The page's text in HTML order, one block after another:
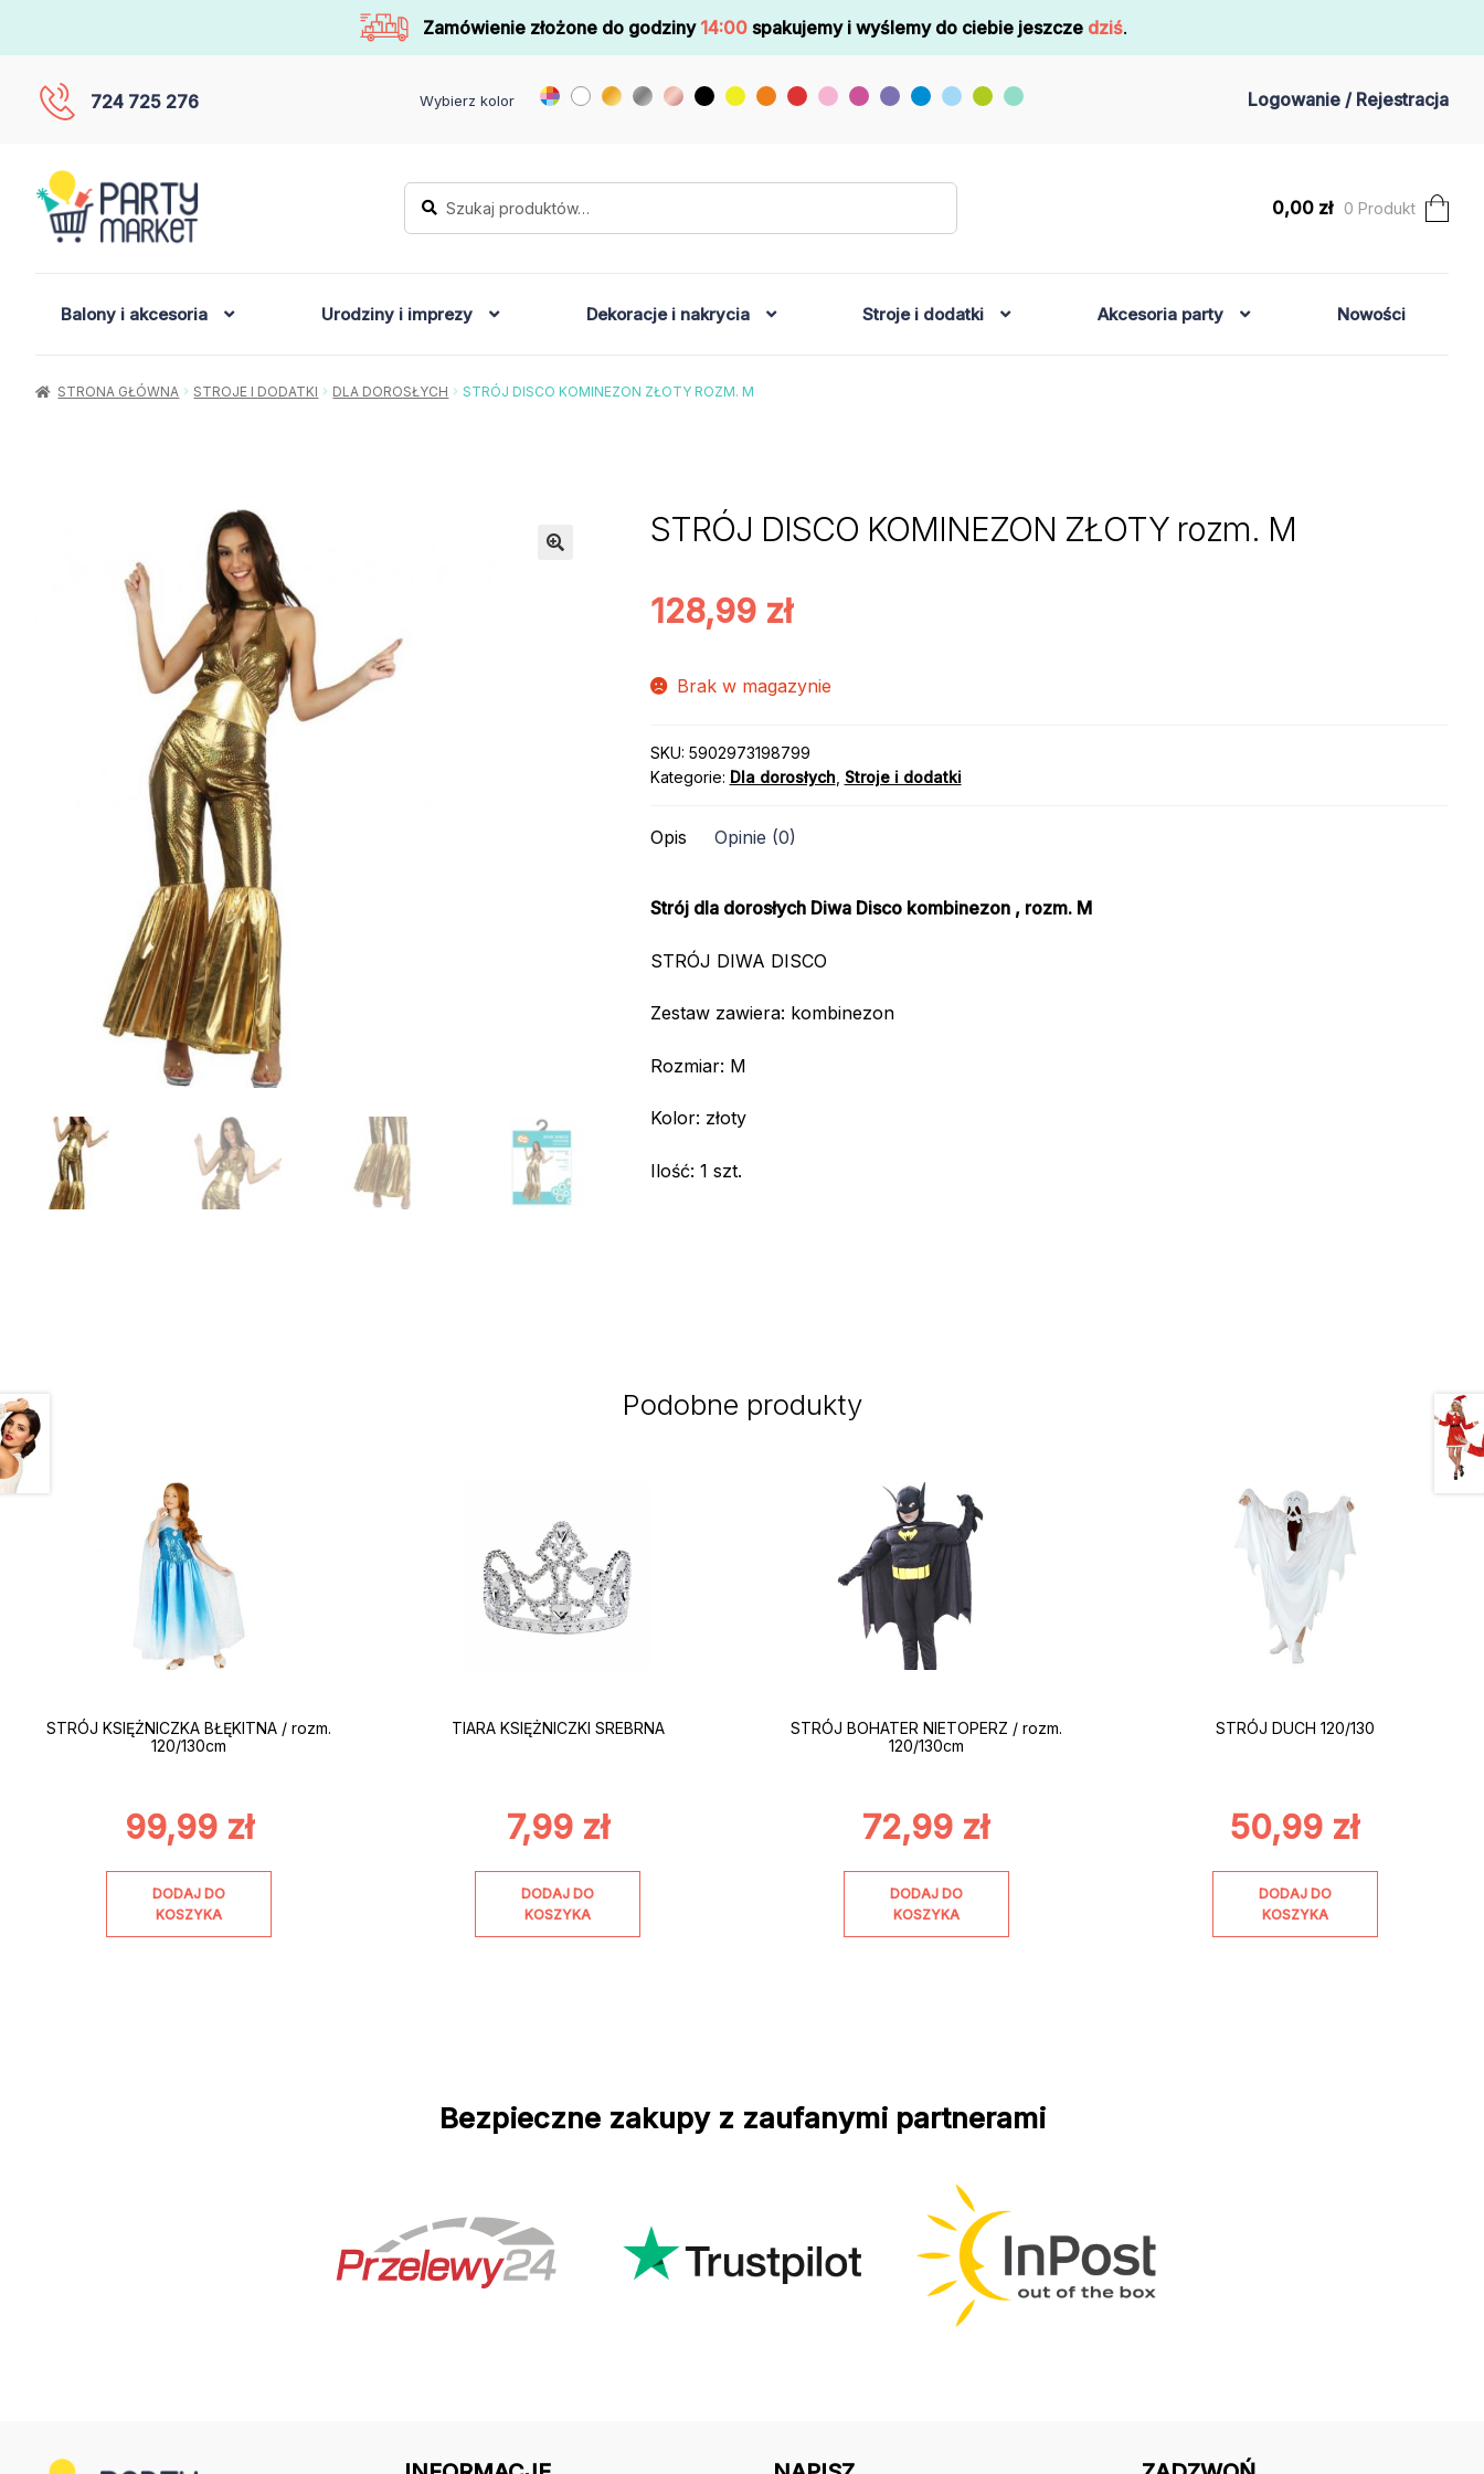
Zamówienie złożone do godziny 14:00 spakujemy i wyślemy do ciebie jeszcze dziś.
724 725 276 Wybierz kolor Logowanie / Rejestracja
Szukaj:
Szukaj
0,00 zł 0 Produkt
Balony i akcesoria Urodziny i imprezy Dekoracje i nakrycia Stroje i dodatki Akcesoria party Nowości
STRONA GŁÓWNA STROJE I DODATKI DLA DOROSŁYCH STRÓJ DISCO KOMINEZON ZŁOTY ROZM. M
STRÓJ DISCO KOMINEZON ZŁOTY rozm. M
128,99 zł
Brak w magazynie
SKU: 5902973198799
Kategorie: Dla dorosłych, Stroje i dodatki
Opis Opinie (0)
Strój dla dorosłych Diwa Disco kombinezon , rozm. M
STRÓJ DIWA DISCO
Zestaw zawiera: kombinezon
Rozmiar: M
Kolor: złoty
Ilość: 1 szt.
Podobne produkty
STRÓJ KSIĘŻNICZKA BŁĘKITNA / rozm.
120/130cm
99,99 zł
DODAJ DO
KOSZYKA
TIARA KSIĘŻNICZKI SREBRNA
7,99 zł
DODAJ DO
KOSZYKA
STRÓJ BOHATER NIETOPERZ / rozm.
120/130cm
72,99 zł
DODAJ DO
KOSZYKA
STRÓJ DUCH 120/130
50,99 zł
DODAJ DO
KOSZYKA
Bezpieczne zakupy z zaufanymi partnerami